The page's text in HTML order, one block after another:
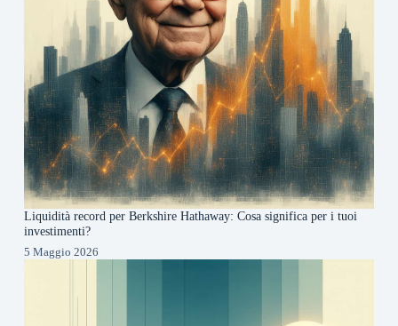
Liquidità record per Berkshire Hathaway: Cosa significa per i tuoi
investimenti?
5 Maggio 2026